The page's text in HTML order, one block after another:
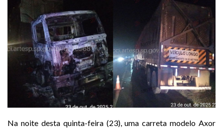
Na noite desta quinta-feira (23), uma carreta modelo Axor